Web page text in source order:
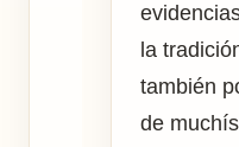
la
también
de